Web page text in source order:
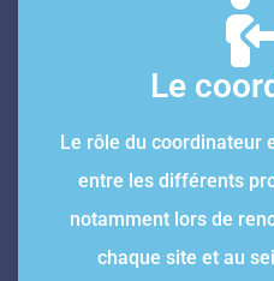
Le
Le rôle du coordinateur
entre les différents
notamment lors de
chaque site et au